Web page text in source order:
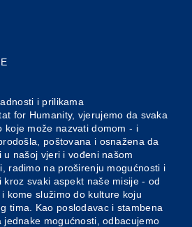
i prilikama
for Humanity, vjerujemo da svaka
koje može nazvati domom - i
poštovana i osnažena da
našoj vjeri i vođeni našom
radimo na proširenju mogućnosti i
svaki aspekt naše misije - od
kome služimo do kulture koju
tima. Kao poslodavac i stambena
mogućnosti, odbacujemo